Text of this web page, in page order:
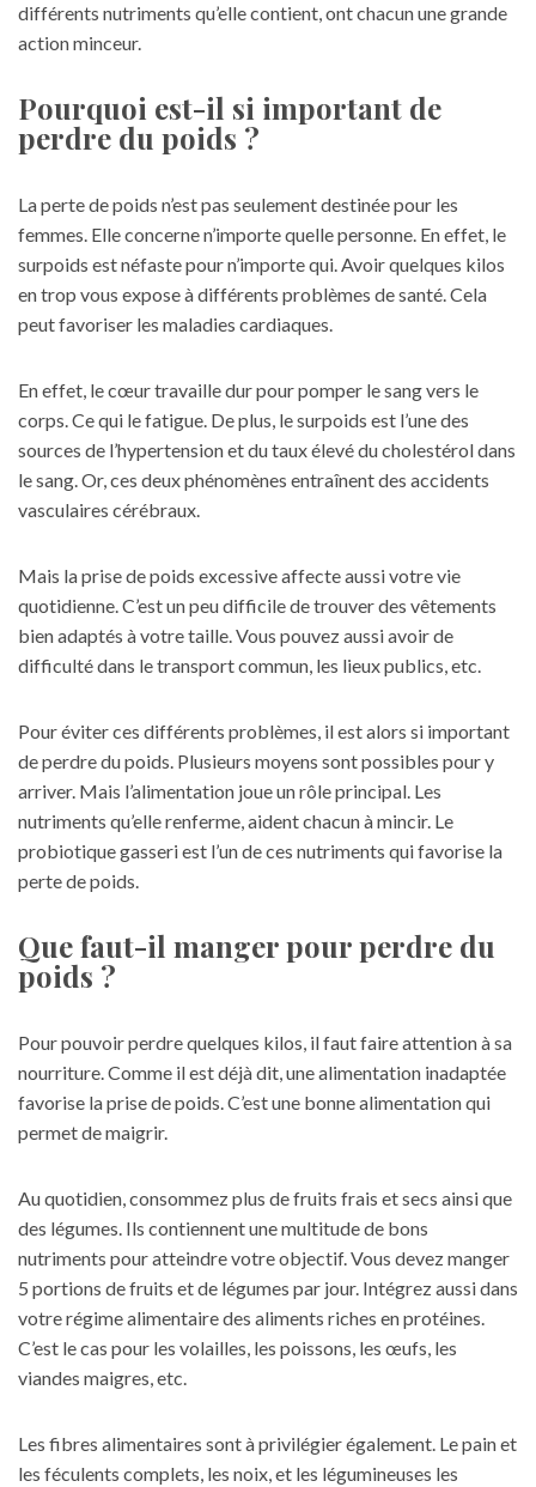
différents nutriments qu’elle contient, ont chacun une grande
action minceur.
Pourquoi est-il si important de
perdre du poids ?
La perte de poids n’est pas seulement destinée pour les
femmes. Elle concerne n’importe quelle personne. En effet, le
surpoids est néfaste pour n’importe qui. Avoir quelques kilos
en trop vous expose à différents problèmes de santé. Cela
peut favoriser les maladies cardiaques.
En effet, le cœur travaille dur pour pomper le sang vers le
corps. Ce qui le fatigue. De plus, le surpoids est l’une des
sources de l’hypertension et du taux élevé du cholestérol dans
le sang. Or, ces deux phénomènes entraînent des accidents
vasculaires cérébraux.
Mais la prise de poids excessive affecte aussi votre vie
quotidienne. C’est un peu difficile detrouver des vêtements
bien adaptés à votre taille. Vous pouvez aussi avoir de
difficulté dans le transport commun, les lieux publics, etc.
Pour éviter ces différents problèmes, il est alors si important
de perdre du poids. Plusieurs moyens sont possibles pour y
arriver. Mais l’alimentation joue un rôle principal. Les
nutriments qu’elle renferme, aident chacun à mincir. Le
probiotique gasseriest l’un de ces nutriments qui favorise la
perte de poids.
Que faut-il manger pour perdre du
poids ?
Pour pouvoir perdre quelques kilos, il faut faire attention à sa
nourriture. Comme il est déjà dit, une alimentation inadaptée
favorise la prise de poids. C’est une bonne alimentation qui
permet de maigrir.
Au quotidien, consommez plus de fruits frais et secs ainsi que
des légumes. Ils contiennent une multitude de bons
nutriments pour atteindre votre objectif. Vous devez manger
5 portions de fruits et de légumes par jour. Intégrez aussi dans
votre régime alimentaire des aliments riches en protéines.
C’est le cas pour les volailles, les poissons, les œufs, les
viandes maigres, etc.
Les fibres alimentaires sont à privilégier également. Le pain et
les féculents complets, les noix, et les légumineuses les